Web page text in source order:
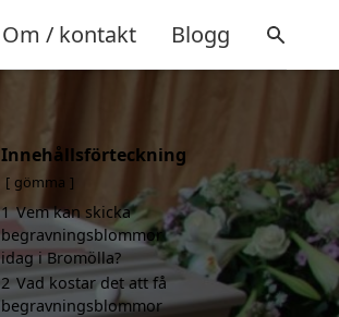
Om / kontakt Blogg
Innehållsförteckning
gömma
1 Vem kan skicka
begravningsblommor
idag i Bromölla?
2 Vad kostar det att få
begravningsblommor